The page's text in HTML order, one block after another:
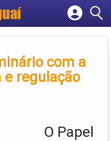
empresa
com a
e regulação
O Papel